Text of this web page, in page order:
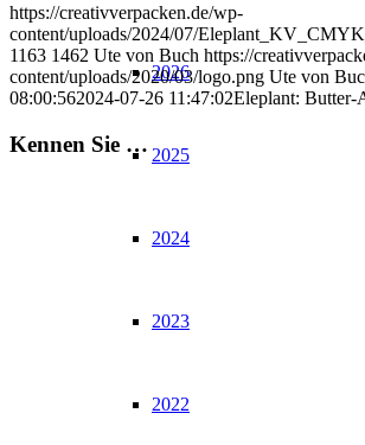
2026
2025
2024
2023
2022
https://creativverpacken.de/wp-
content/uploads/2024/07/
1163 1462 Ute von Buch https://
content/uploads/2020/03/logo.png Ute von
08:00:562024-07-26 11:47:02Eleplant: Butter-
Kennen Sie …